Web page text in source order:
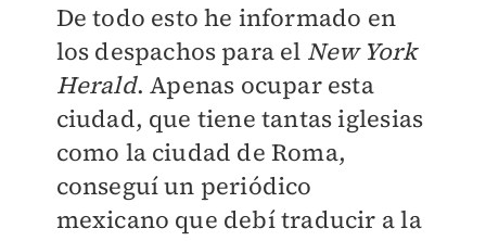
De todo esto he informado en
los despachos para el New York
Herald. Apenas ocupar esta
ciudad, que tiene tantas iglesias
como la ciudad de Roma,
conseguí un periódico
mexicano que debí traducir a la